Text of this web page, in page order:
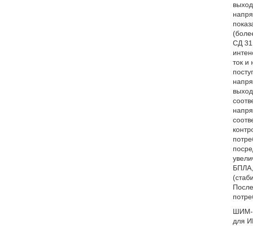
СД 31
ток и
БПЛА,
ШИМ-
для